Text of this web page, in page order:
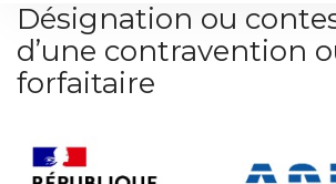
Désignation ou
d’une contravention
forfaitaire